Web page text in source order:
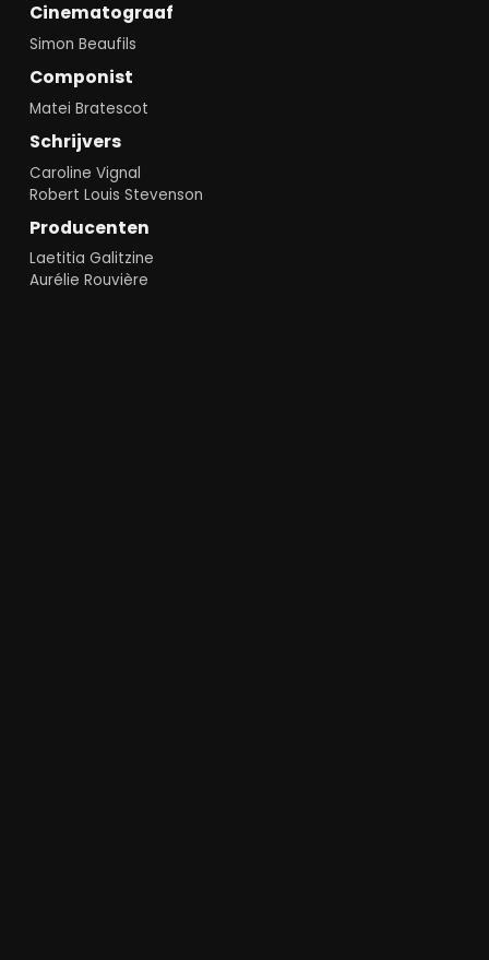
Cinematograaf
Simon Beaufils
Componist
Matei Bratescot
Schrijvers
Caroline Vignal
Robert Louis Stevenson
Producenten
Laetitia Galitzine
Aurélie Rouvière